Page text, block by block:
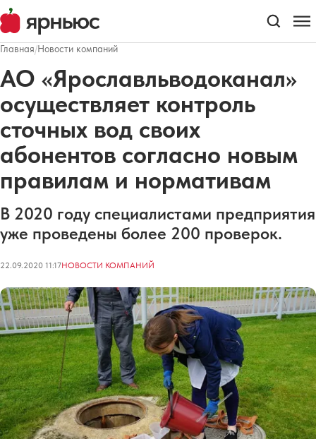
Главная/Новости компаний
АО «Ярославльводоканал»
осуществляет контроль
сточных вод своих
абонентов согласно новым
правилам и нормативам
В 2020 году специалистами предприятия
уже проведены более 200 проверок.
22.09.2020 11:17НОВОСТИ КОМПАНИЙ